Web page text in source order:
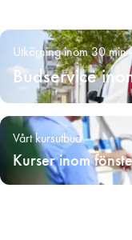
Utkörning inom 30 min
Budservice
Vårt kursutbud
Kurser inom